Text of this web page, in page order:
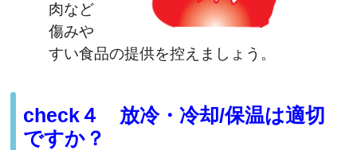
肉など
傷みや
すい食品の提供を控えましょう。
check４ 放冷・冷却/保温は適切
ですか？